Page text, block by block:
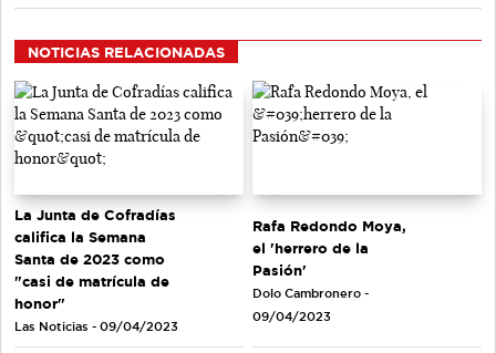
NOTICIAS RELACIONADAS
La Junta de Cofradías
califica la Semana
Santa de 2023 como
"casi de matrícula de
honor"
Las Noticias - 09/04/2023
Rafa Redondo Moya,
el 'herrero de la
Pasión'
Dolo Cambronero -
09/04/2023